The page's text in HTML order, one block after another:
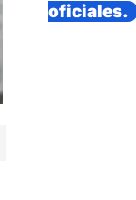
oficiales.